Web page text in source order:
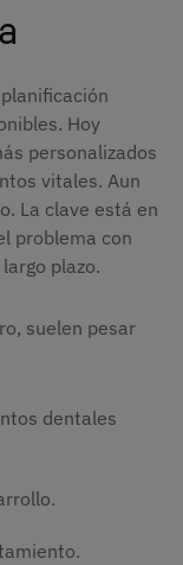
Hoy
personalizados
vitales. Aun
La clave está en
problema con
plazo.
suelen pesar
dentales